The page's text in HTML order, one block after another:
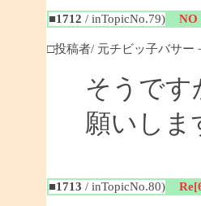
■1712 / inTopicNo.79) NO
□投稿者/ 元チビッ子バサー
そうで
願いしま
■1713 / inTopicNo.80)